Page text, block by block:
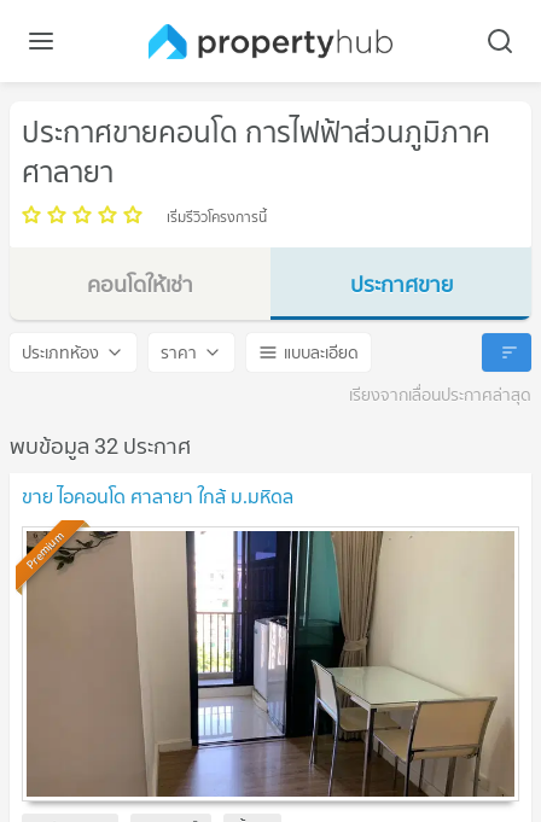
ประกาศขายคอนโด การไฟฟ้าส่วนภูมิภาค
ศาลายา
เริ่มรีวิวโครงการนี้
คอนโดให้เช่า
การไฟฟ้าส่วนภูมิภาค ศาลายา
ประกาศขาย
การไฟฟ้าส่วนภูมิภาค ศาลาย
ประเภทห้อง ราคา
แบบละเอียด
เรียงจากเลื่อนประกาศล่าสุด
พบข้อมูล 32 ประกาศ
ขาย ไอคอนโด ศาลายา ใกล้ ม.มหิดล
Premium